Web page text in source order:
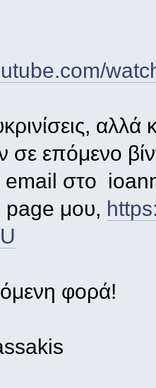
αλλά
επόμενο
email στο
μου,
φορά!